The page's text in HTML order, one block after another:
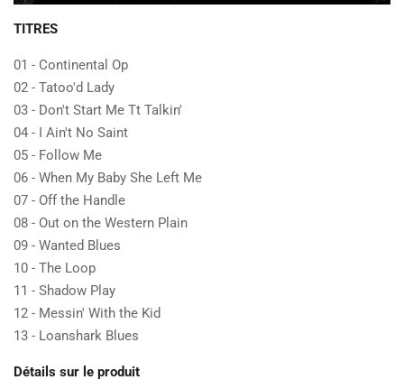
TITRES
01 - Continental Op
02 - Tatoo'd Lady
03 - Don't Start Me Tt Talkin'
04 - I Ain't No Saint
05 - Follow Me
06 - When My Baby She Left Me
07 - Off the Handle
08 - Out on the Western Plain
09 - Wanted Blues
10 - The Loop
11 - Shadow Play
12 - Messin' With the Kid
13 - Loanshark Blues
Détails sur le produit